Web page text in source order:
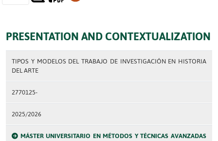
PRESENTATION AND CONTEXTUALIZATION
TIPOS Y MODELOS DEL TRABAJO DE INVESTIGACIÓN EN HISTORIA
DEL ARTE
2770125-
2025/2026
MÁSTER UNIVERSITARIO EN MÉTODOS Y TÉCNICAS AVANZADAS